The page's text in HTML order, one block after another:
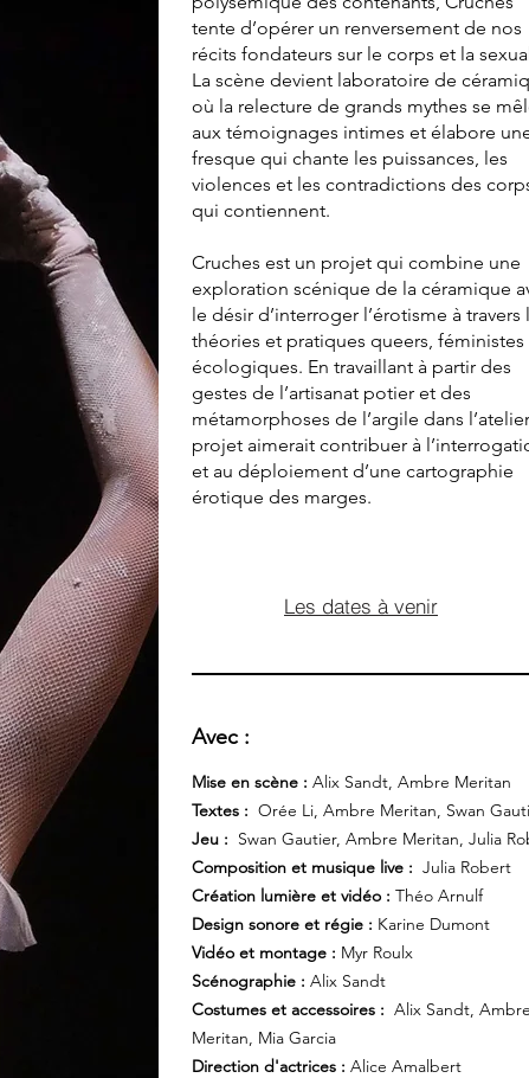
tente d’opérer un renversement de nos
récits fondateurs sur le corps et la
La scène devient laboratoire de
où la relecture de grands mythes se
aux témoignages intimes et élabore
fresque qui chante les puissances, les
violences et les contradictions des
qui contiennent.
Cruches est un projet qui combine une
exploration scénique de la céramique
le désir d’interroger l’érotisme à travers
théories et pratiques queers, féministes
écologiques. En travaillant à partir des
gestes de l’artisanat potier et des
métamorphoses de l’argile dans
projet aimerait contribuer à
et au déploiement d’une cartographie
érotique des marges.
Avec :
Mise en scène : Alix Sandt, Ambre Meritan
Textes : Orée Li, Ambre Meritan, Swan
Jeu : Swan Gautier, Ambre Meritan, Julia
Composition et musique live : Julia Robert
Création lumière et vidéo : Théo Arnulf
Design sonore et régie : Karine Dumont
Vidéo et montage : Myr Roulx
Scénographie : Alix Sandt
Costumes et accessoires : Alix Sandt, Ambre
Meritan, Mia Garcia
Direction d'actrices : Alice Amalbert
Les dates à venir